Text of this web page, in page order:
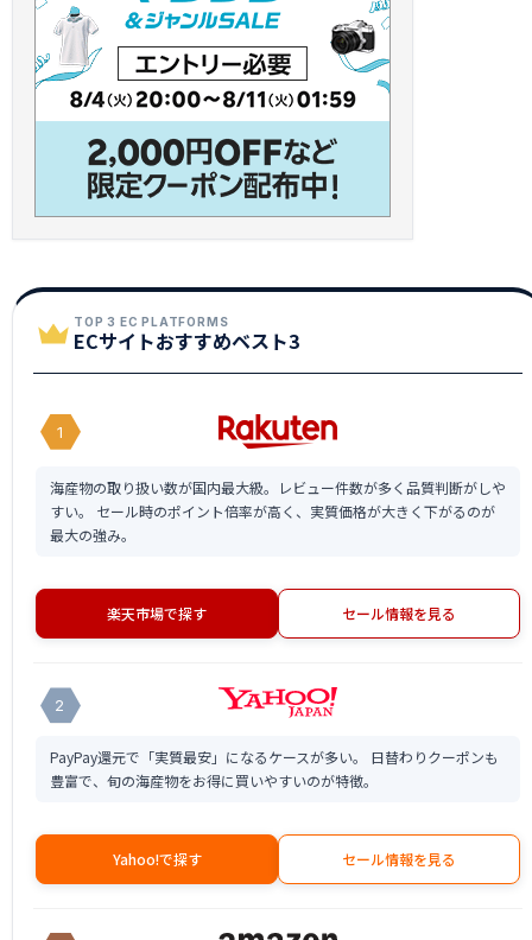
TOP 3 EC PLATFORMS
ECサイトおすすめベスト3
1
海産物の取り扱い数が国内最大級。レビュー件数が多く品質判断がしや
すい。 セール時のポイント倍率が高く、実質価格が大きく下がるのが
最大の強み。
楽天市場で探す セール情報を見る
2
PayPay還元で「実質最安」になるケースが多い。 日替わりクーポンも
豊富で、旬の海産物をお得に買いやすいのが特徴。
Yahoo!で探す セール情報を見る